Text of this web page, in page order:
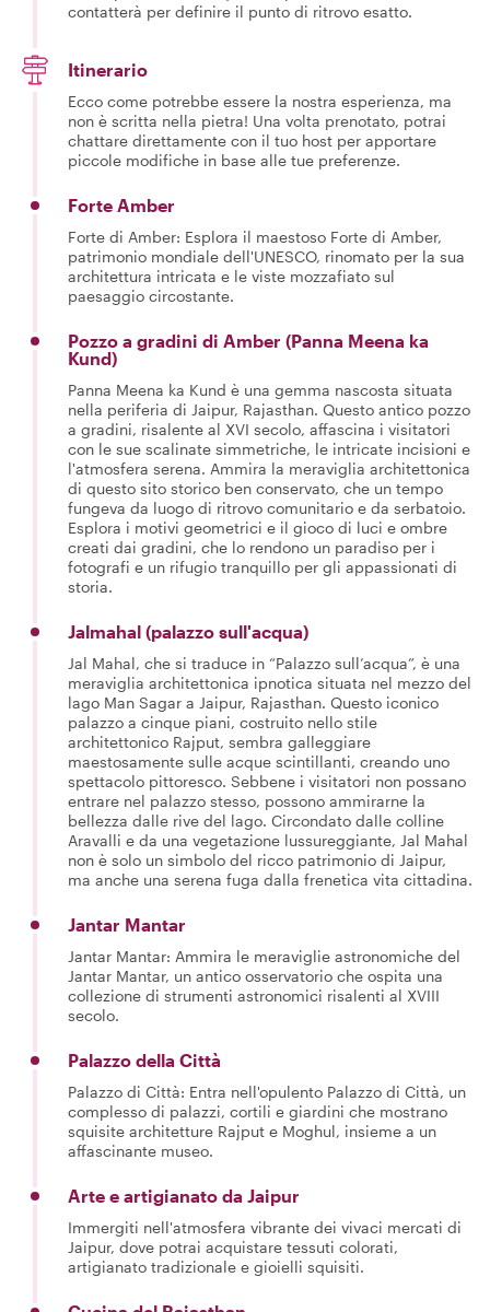
contatterà per definire il punto di ritrovo esatto.
Itinerario
Ecco come potrebbe essere la nostra esperienza, ma
non è scritta nella pietra! Una volta prenotato, potrai
chattare direttamente con il tuo host per apportare
piccole modifiche in base alle tue preferenze.
Forte Amber
Forte di Amber: Esplora il maestoso Forte di Amber,
patrimonio mondiale dell'UNESCO, rinomato per la sua
architettura intricata e le viste mozzafiato sul
paesaggio circostante.
Pozzo a gradini di Amber (Panna Meena ka
Kund)
Panna Meena ka Kund è una gemma nascosta situata
nella periferia di Jaipur, Rajasthan. Questo antico pozzo
a gradini, risalente al XVI secolo, affascina i visitatori
con le sue scalinate simmetriche, le intricate incisioni e
l'atmosfera serena. Ammira la meraviglia architettonica
di questo sito storico ben conservato, che un tempo
fungeva da luogo di ritrovo comunitario e da serbatoio.
Esplora i motivi geometrici e il gioco di luci e ombre
creati dai gradini, che lo rendono un paradiso per i
fotografi e un rifugio tranquillo per gli appassionati di
storia.
Jalmahal (palazzo sull'acqua)
Jal Mahal, che si traduce in “Palazzo sull’acqua”, è una
meraviglia architettonica ipnotica situata nel mezzo del
lago Man Sagar a Jaipur, Rajasthan. Questo iconico
palazzo a cinque piani, costruito nello stile
architettonico Rajput, sembra galleggiare
maestosamente sulle acque scintillanti, creando uno
spettacolo pittoresco. Sebbene i visitatori non possano
entrare nel palazzo stesso, possono ammirarne la
bellezza dalle rive del lago. Circondato dalle colline
Aravalli e da una vegetazione lussureggiante, Jal Mahal
non è solo un simbolo del ricco patrimonio di Jaipur,
ma anche una serena fuga dalla frenetica vita cittadina.
Jantar Mantar
Jantar Mantar: Ammira le meraviglie astronomiche del
Jantar Mantar, un antico osservatorio che ospita una
collezione di strumenti astronomici risalenti al XVIII
secolo.
Palazzo della Città
Palazzo di Città: Entra nell'opulento Palazzo di Città, un
complesso di palazzi, cortili e giardini che mostrano
squisite architetture Rajput e Moghul, insieme a un
affascinante museo.
Arte e artigianato da Jaipur
Immergiti nell'atmosfera vibrante dei vivaci mercati di
Jaipur, dove potrai acquistare tessuti colorati,
artigianato tradizionale e gioielli squisiti.